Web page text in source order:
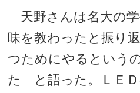
天野さんは名大の
味を教わったと振り
つためにやるという
た」と語った。ＬＥ